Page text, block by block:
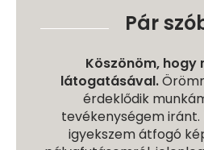
Pár
Köszönöm, hogy
látogatásával.
érdeklődik
tevékenységem iránt.
igyekszem átfogó